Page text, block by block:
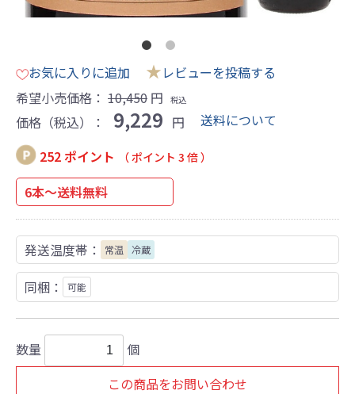
お気に入りに追加 ★レビューを投稿する
希望小売価格： 10,450 円 税込
価格（税込）： 9,229 円
送料について
252 ポイント
（ ポイント 3 倍 ）
6本～送料無料
発送温度帯： 常温 冷蔵
同梱： 可能
数量
個
この商品をお問い合わせ